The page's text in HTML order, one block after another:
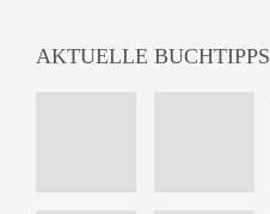
AKTUELLE BUCHTIPPS